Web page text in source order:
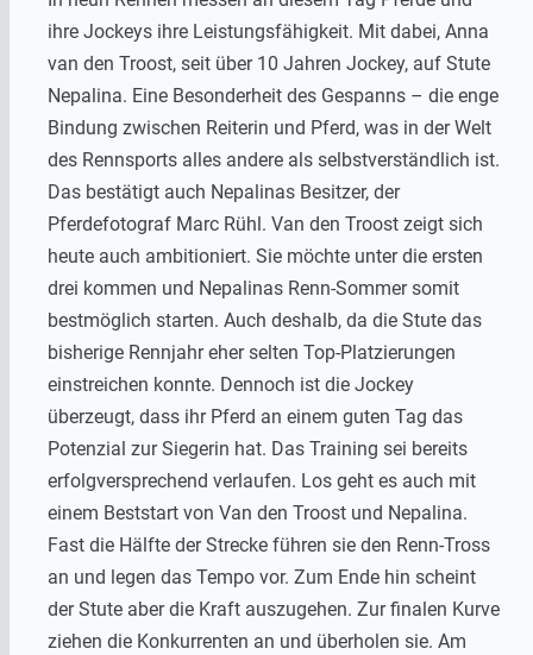
ihre Jockeys ihre Leistungsfähigkeit. Mit dabei, Anna
van den Troost, seit über 10 Jahren Jockey, auf Stute
Nepalina. Eine Besonderheit des Gespanns – die enge
Bindung zwischen Reiterin und Pferd, was in der Welt
des Rennsports alles andere als selbstverständlich ist.
Das bestätigt auch Nepalinas Besitzer, der
Pferdefotograf Marc Rühl. Van den Troost zeigt sich
heute auch ambitioniert. Sie möchte unter die ersten
drei kommen und Nepalinas Renn-Sommer somit
bestmöglich starten. Auch deshalb, da die Stute das
bisherige Rennjahr eher selten Top-Platzierungen
einstreichen konnte. Dennoch ist die Jockey
überzeugt, dass ihr Pferd an einem guten Tag das
Potenzial zur Siegerin hat. Das Training sei bereits
erfolgversprechend verlaufen. Los geht es auch mit
einem Beststart von Van den Troost und Nepalina.
Fast die Hälfte der Strecke führen sie den Renn-Tross
an und legen das Tempo vor. Zum Ende hin scheint
der Stute aber die Kraft auszugehen. Zur finalen Kurve
ziehen die Konkurrenten an und überholen sie. Am